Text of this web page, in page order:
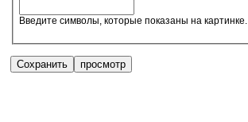
Введите символы, которые показаны на картинке.